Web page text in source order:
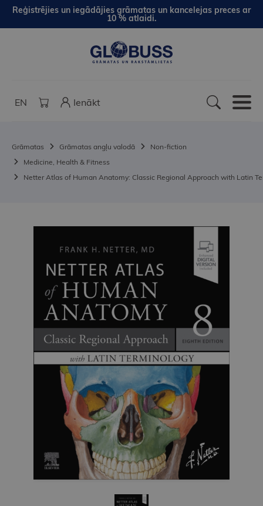
Reģistrējies un iegādājies grāmatas un kancelejas preces ar
10 % atlaidi.
EN Ienākt
Grāmatas Grāmatas angļu valodā
Non-fiction
Medicine, Health & Fitness
Netter Atlas of Human Anatomy: Classic Regional Approach with Latin